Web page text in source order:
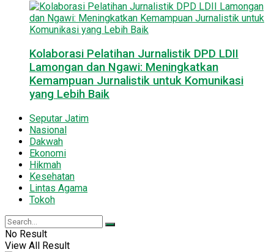
Kolaborasi Pelatihan Jurnalistik DPD LDII
Lamongan dan Ngawi: Meningkatkan
Kemampuan Jurnalistik untuk Komunikasi
yang Lebih Baik
Seputar Jatim
Nasional
Dakwah
Ekonomi
Hikmah
Kesehatan
Lintas Agama
Tokoh
No Result
View All Result